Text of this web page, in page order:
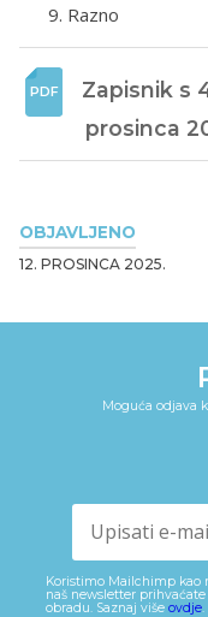
OBJAVLJENO
12. PROSINCA 2025.
Razno
Zapisnik s
prosinca
Moguća odjava
Koristimo Mailchimp kao
naš newsletter
obradu. Saznaj više ovdje